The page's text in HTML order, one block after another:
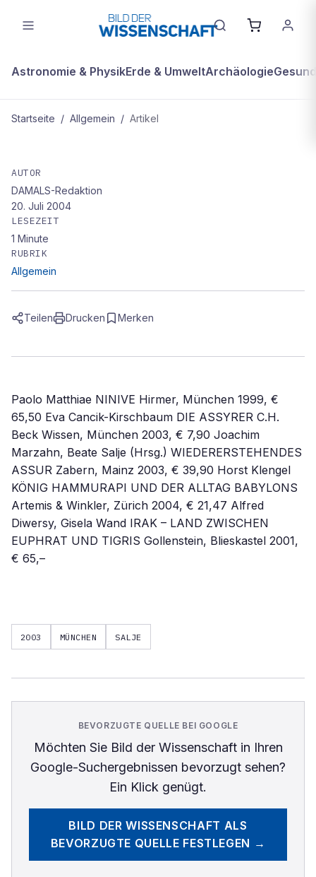
Astronomie & PhysikErde & UmweltArchäologie
Startseite / Allgemein / Artikel
COMMUNITY LESEN
AUTOR
DAMALS-Redaktion
20. Juli 2004
LESEZEIT
1 Minute
RUBRIK
Allgemein
Teilen Drucken Merken
Paolo Matthiae NINIVE Hirmer, München 1999, €
65,50 Eva Cancik-Kirschbaum DIE ASSYRER C.H.
Beck Wissen, München 2003, € 7,90 Joachim
Marzahn, Beate Salje (Hrsg.) WIEDERERSTEHENDES
ASSUR Zabern, Mainz 2003, € 39,90 Horst Klengel
KÖNIG HAMMURAPI UND DER ALLTAG BABYLONS
Artemis & Winkler, Zürich 2004, € 21,47 Alfred
Diwersy, Gisela Wand IRAK – LAND ZWISCHEN
EUPHRAT UND TIGRIS Gollenstein, Blieskastel 2001,
€ 65,–
2003 MÜNCHEN SALJE
BEVORZUGTE QUELLE BEI GOOGLE
Möchten Sie Bild der Wissenschaftin Ihren
Google-Suchergebnissen bevorzugt sehen?
Ein Klick genügt.
BILD DER WISSENSCHAFT ALS
BEVORZUGTE QUELLE FESTLEGEN →